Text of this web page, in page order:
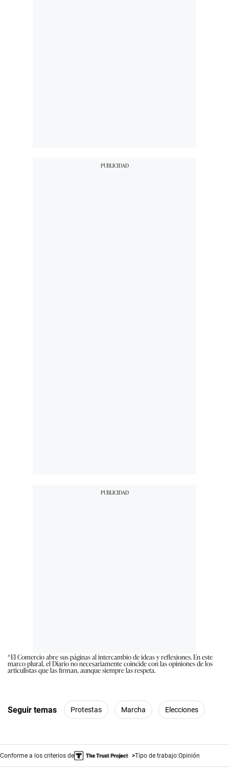
*El Comercio abre sus páginas al intercambio de ideas y reflexiones. En este
marco plural, el Diario no necesariamente coincide con las opiniones de los
articulistas que las firman, aunque siempre las respeta.
Seguir temas Protestas Marcha Elecciones
Conforme a los criterios de Tipo de trabajo:Opinión